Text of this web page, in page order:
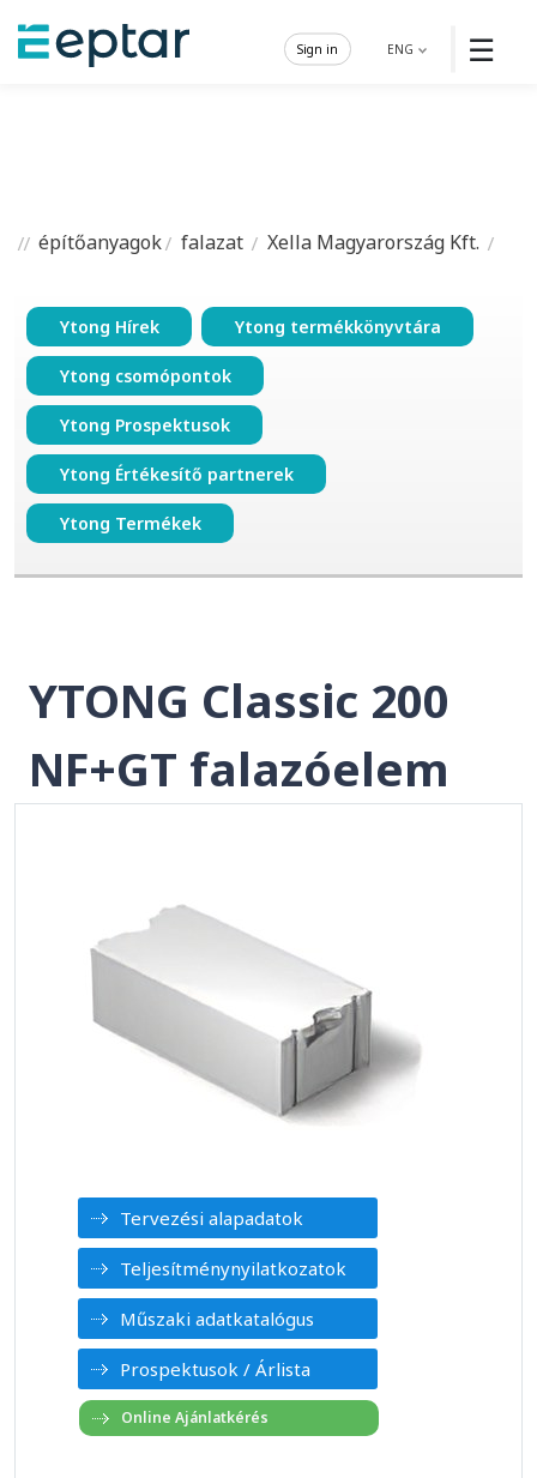
☰
ENG
Sign in
építőanyagok falazat Xella Magyarország Kft.
Ytong Hírek Ytong termékkönyvtára
Ytong csomópontok
Ytong Prospektusok
Ytong Értékesítő partnerek
Ytong Termékek
YTONG Classic 200
NF+GT falazóelem
Tervezési alapadatok
Teljesítménynyilatkozatok
Műszaki adatkatalógus
Prospektusok / Árlista